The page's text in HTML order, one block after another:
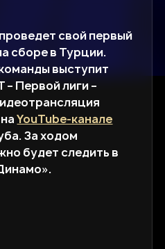
свой первый
сборе в Турции.
выступит
Первой лиги –
наYouTube-канале
За ходом
будет следить в